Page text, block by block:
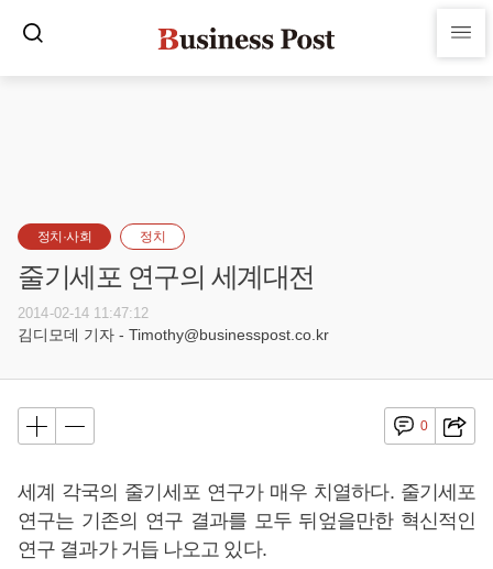
정치·사회 정치
줄기세포 연구의 세계대전
2014-02-14 11:47:12
김디모데 기자 - Timothy@businesspost.co.kr
0
세계 각국의 줄기세포 연구가 매우 치열하다. 줄기세포
연구는 기존의 연구 결과를 모두 뒤엎을만한 혁신적인
연구 결과가 거듭 나오고 있다.